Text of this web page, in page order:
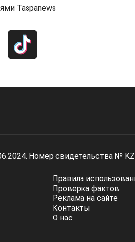
Taspanews
Номер свидетельства №
Правила
Проверка фактов
Реклама на сайте
Контакты
О нас